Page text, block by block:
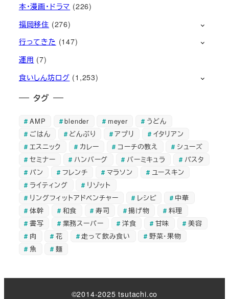
本・漫画・ドラマ (226)
福岡移住 (276)
行ってきた (147)
運用 (7)
食いしん坊ログ (1,253)
タグ
AMP blender meyer
うどん
ごはん
どんぶり アプリ
イタリアン
エスニック
カレー コーチの教え
シューズ
セミナー
ハンバーグ バーミキュラ
パスタ
パン
フレンチ マラソン
ユースキン
ライティング
リゾット
リングフィットアドベンチャー
レシピ
中華
体幹
和食 寿司 揚げ物
料理
書写
業務スーパー 洋食 甘味
美容
肉
花 走って飲み食い
野菜・果物
魚
麺
©2014-2025 tsutachi.co